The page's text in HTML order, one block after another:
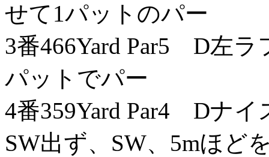
せて1パットのパー
3番466Yard Par5 D左
パットでパー
4番359Yard Par4 Dナイ
SW出ず、SW、5mほど